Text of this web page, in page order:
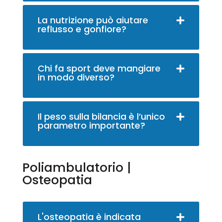
La nutrizione può aiutare
reflusso e gonfiore?
Chi fa sport deve mangiare
in modo diverso?
Il peso sulla bilancia è l’unico
parametro importante?
Poliambulatorio |
Osteopatia
L'osteopatia è indicata